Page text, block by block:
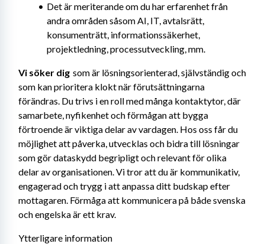
Det är meriterande om du har erfarenhet från
andra områden såsom AI, IT, avtalsrätt,
konsumenträtt, informationssäkerhet,
projektledning, processutveckling, mm.
Vi söker dig som är lösningsorienterad, självständig och
som kan prioritera klokt när förutsättningarna
förändras. Du trivs i en roll med många kontaktytor, där
samarbete, nyfikenhet och förmågan att bygga
förtroende är viktiga delar av vardagen. Hos oss får du
möjlighet att påverka, utvecklas och bidra till lösningar
som gör dataskydd begripligt och relevant för olika
delar av organisationen. Vi tror att du är kommunikativ,
engagerad och trygg i att anpassa ditt budskap efter
mottagaren. Förmåga att kommunicera på både svenska
och engelska är ett krav.
Ytterligare information